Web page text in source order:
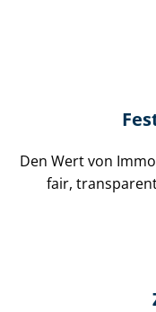
Den Wert von
fair,